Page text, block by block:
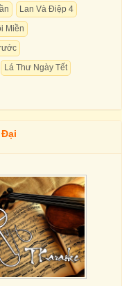
Lan Và Điệp 4
Miền
Lá Thư Ngày Tết